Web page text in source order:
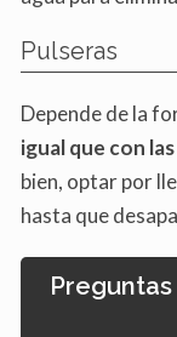
Pulseras
Depende de la
igual que con
bien, optar por
hasta que